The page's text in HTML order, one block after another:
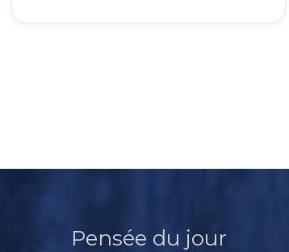
Pensée du jour